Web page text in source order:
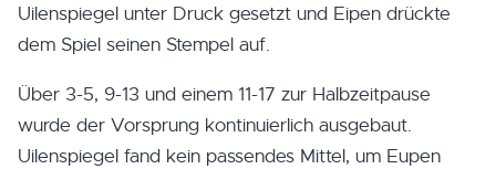
Uilenspiegel unter Druck gesetzt und Eipen drückte
dem Spiel seinen Stempel auf.
Über 3-5, 9-13 und einem 11-17 zur Halbzeitpause
wurde der Vorsprung kontinuierlich ausgebaut.
Uilenspiegel fand kein passendes Mittel, um Eupen